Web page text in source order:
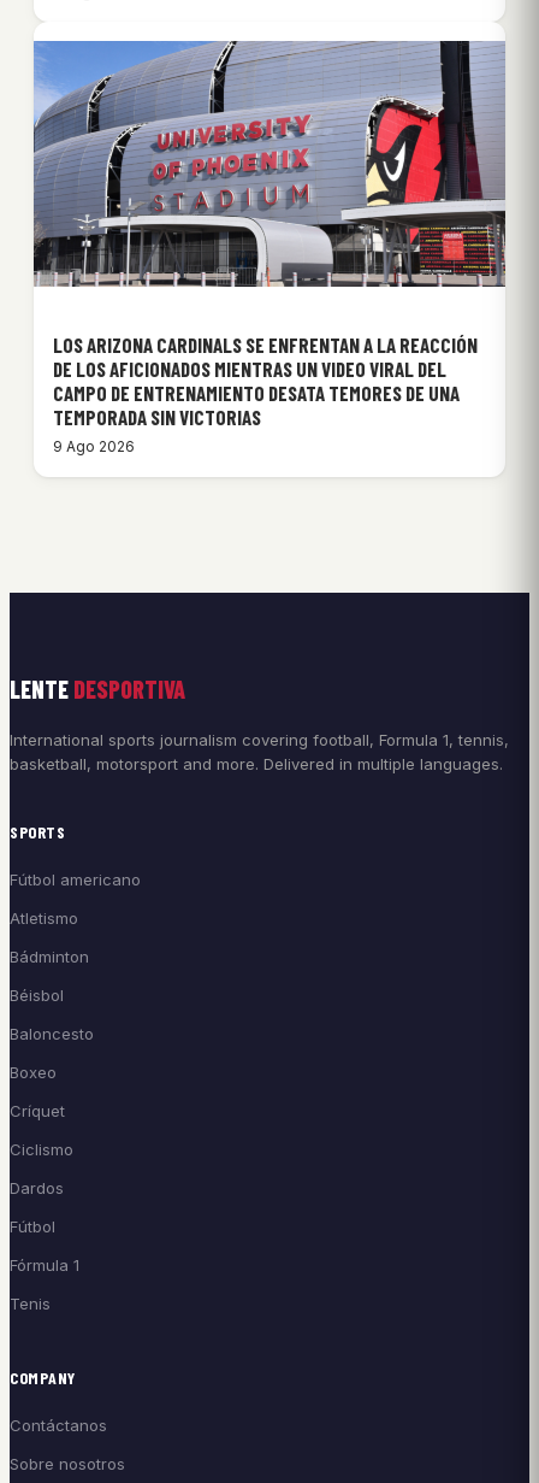
LOS ARIZONA CARDINALS SE ENFRENTAN A LA REACCIÓN
DE LOS AFICIONADOS MIENTRAS UN VIDEO VIRAL DEL
CAMPO DE ENTRENAMIENTO DESATA TEMORES DE UNA
TEMPORADA SIN VICTORIAS
9 Ago 2026
LENTE DESPORTIVA
International sports journalism covering football, Formula 1, tennis,
basketball, motorsport and more. Delivered in multiple languages.
SPORTS
Fútbol americano
Atletismo
Bádminton
Béisbol
Baloncesto
Boxeo
Críquet
Ciclismo
Dardos
Fútbol
Fórmula 1
Tenis
COMPANY
Contáctanos
Sobre nosotros